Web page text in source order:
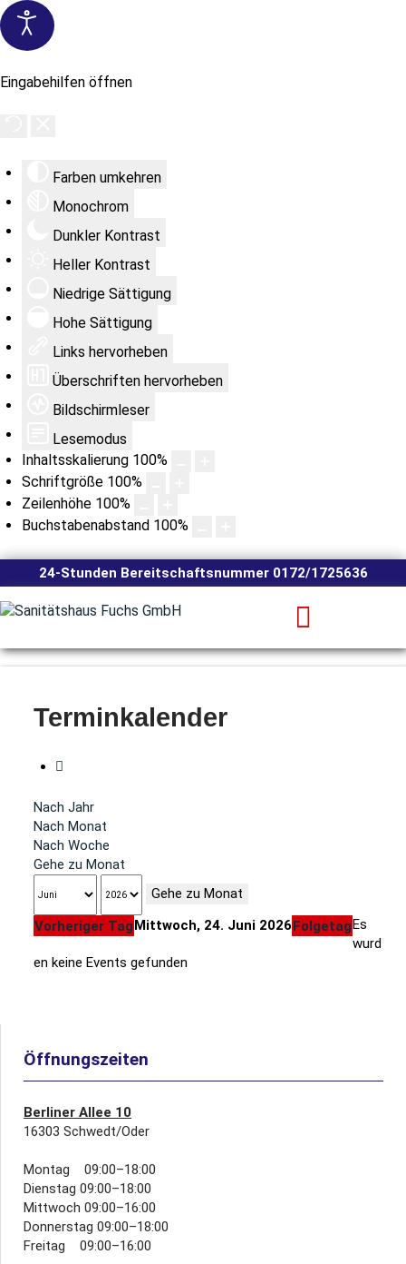
Eingabehilfen öffnen
Farben umkehren
Monochrom
Dunkler Kontrast
Heller Kontrast
Niedrige Sättigung
Hohe Sättigung
Links hervorheben
Überschriften hervorheben
Bildschirmleser
Lesemodus
Inhaltsskalierung 100%
Schriftgröße 100%
Zeilenhöhe 100%
Buchstabenabstand 100%
24-Stunden Bereitschaftsnummer 0172/1725636
Terminkalender
Nach Jahr
Nach Monat
Nach Woche
Gehe zu Monat
Gehe zu Monat
Vorheriger TagMittwoch, 24. Juni 2026FolgetagEs
wurd
en keine Events gefunden
Öffnungszeiten
Berliner Allee 10
16303 Schwedt/Oder
Montag 09:00–18:00
Dienstag 09:00–18:00
Mittwoch 09:00–16:00
Donnerstag 09:00–18:00
Freitag 09:00–16:00